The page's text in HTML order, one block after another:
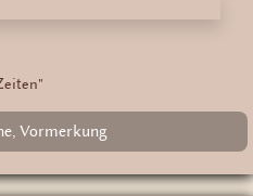
Vormerkung